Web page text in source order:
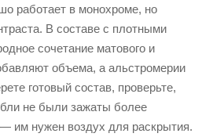
работает в монохроме, но
В составе с плотными
сочетание матового и
объема, а альстромерии
готовый состав, проверьте,
не были зажаты более
им нужен воздух для раскрытия.